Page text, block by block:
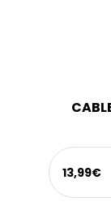
13,99€